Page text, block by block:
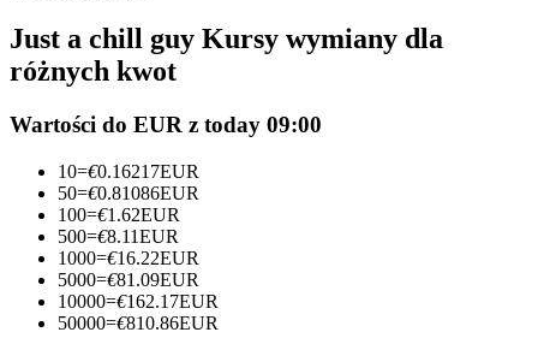
Zostań traderem kopiującym
Ciesz się podziałem zysków i prowizjami z kopiowania
transakcji
Just a chill guy Kursy wymiany dla
różnych kwot
Wartości do EUR z today 09:00
10=€0.16217EUR
50=€0.81086EUR
100=€1.62EUR
500=€8.11EUR
1000=€16.22EUR
5000=€81.09EUR
10000=€162.17EUR
50000=€810.86EUR